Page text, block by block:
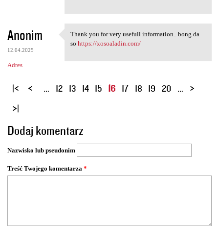
Anonim
12.04.2025
Adres
Thank you for very usefull
Thank you for very usefull information.. bong da
so https://xosoaladin.com/
S
o
n
y
… 12 13 14 15 16 17 18 19 20 …
Dodaj komentarz
Nazwisko lub pseudonim
Treść Twojego komentarza *